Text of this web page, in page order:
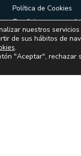
Política de Cookies
Condiciones
contratación
nuestros
de sus hábitos de
.
"Aceptar",